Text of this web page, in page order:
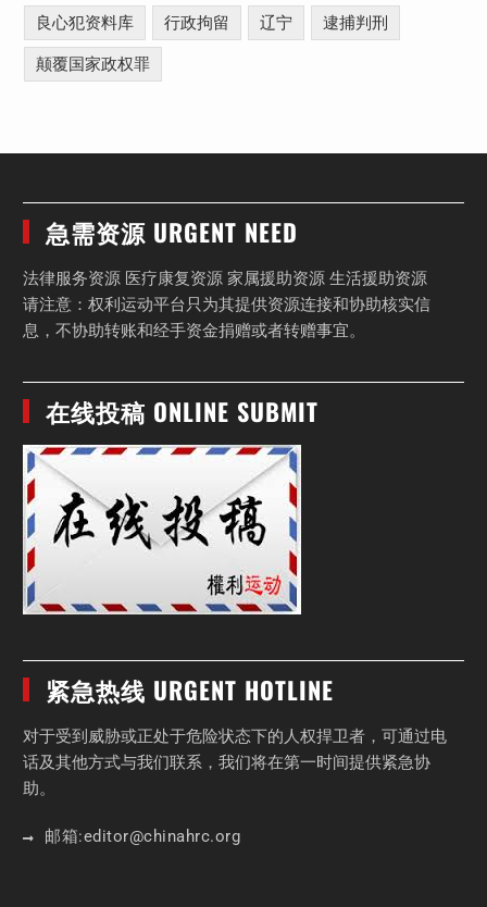
良心犯资料库 行政拘留 辽宁 逮捕判刑
颠覆国家政权罪
急需资源 URGENT NEED
法律服务资源 医疗康复资源 家属援助资源 生活援助资源
请注意：权利运动平台只为其提供资源连接和协助核实信
息，不协助转账和经手资金捐赠或者转赠事宜。
在线投稿 ONLINE SUBMIT
紧急热线 URGENT HOTLINE
对于受到威胁或正处于危险状态下的人权捍卫者，可通过电
话及其他方式与我们联系，我们将在第一时间提供紧急协
助。
邮箱:editor@chinahrc.org